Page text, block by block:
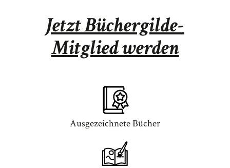
Jetzt Büchergilde-
Mitglied werden
Ausgezeichnete Bücher